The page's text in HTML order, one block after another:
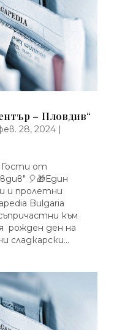
– Пловдив“
28, 2024|
Гости от
🎈🎁Един
и пролетни
Bulgaria
към
рожден ден на
сладкарски...